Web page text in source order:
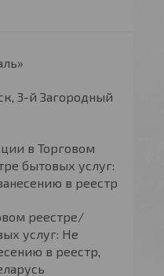
3-й Загородный
в Торговом
бытовых услуг:
в реестр
реестре/
услуг: Не
в реестр,